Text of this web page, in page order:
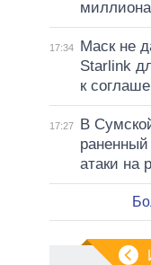
17:34
Маск не
Starlink
к
17:27
В
раненный
атаки на